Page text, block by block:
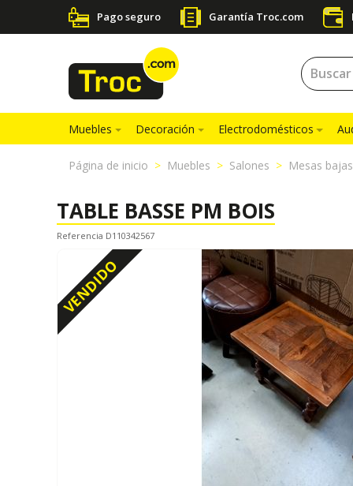
Pago seguro Garantía Troc.com
Muebles Decoración Electrodomésticos
Página de inicio Muebles Salones Mesas bajas
TABLE BASSE PM BOIS
Referencia D110342567
VENDIDO